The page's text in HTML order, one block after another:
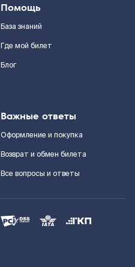
Помощь
База знаний
Где мой билет
Блог
Важные ответы
Оформление и покупка
Возврат и обмен билета
Все вопросы и ответы